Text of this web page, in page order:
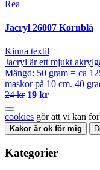
Rea
Jacryl 26007 Kornblå
Kinna textil
Jacryl är ett mjukt
Mängd: 50 gram = ca
maskor på 10 cm. 40
24 kr 19 kr
cookies gör att vi kan
Kakor är ok för mig
Kategorier